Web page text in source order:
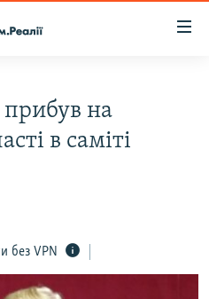
на
в саміті
без VPN